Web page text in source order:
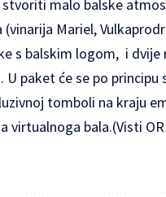
malo balske
Mariel,
s balskim logom, i dvije
paket će se po
tomboli na kraju
virtualnoga bala.(Visti